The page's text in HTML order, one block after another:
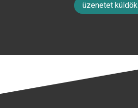
üzenetet küldök